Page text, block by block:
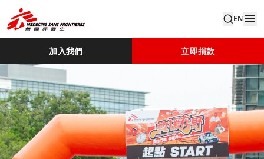
EN
加入我們 立即捐款